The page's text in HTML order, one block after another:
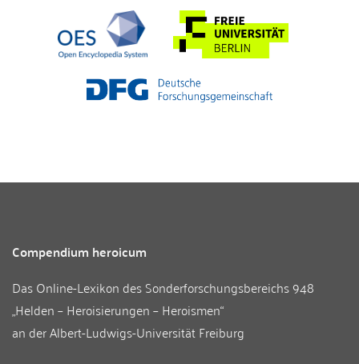
Compendium heroicum
Das Online-Lexikon desSonderforschungsbereichs 948
„Helden – Heroisierungen – Heroismen“
an derAlbert-Ludwigs-Universität Freiburg